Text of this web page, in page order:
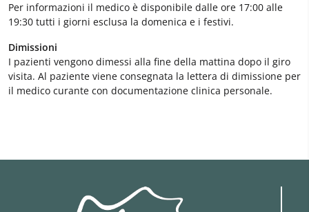
Per informazioni il medico è disponibile dalle ore 17:00 alle
19:30 tutti i giorni esclusa la domenica e i festivi.
Dimissioni
I pazienti vengono dimessi alla fine della mattina dopo il giro
visita. Al paziente viene consegnata la lettera di dimissione per
il medico curante con documentazione clinica personale.